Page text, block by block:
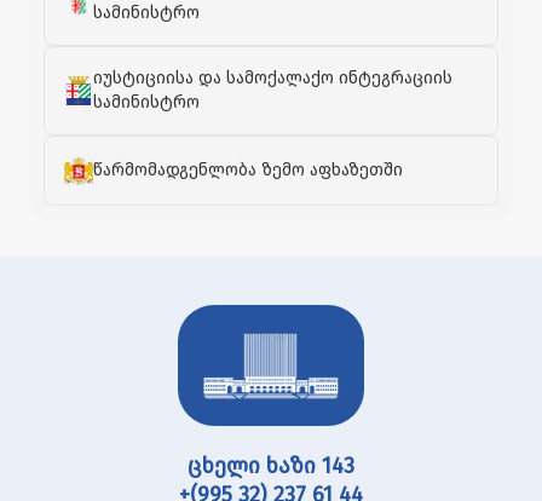
სამინისტრო
იუსტიციისა და სამოქალაქო ინტეგრაციის
სამინისტრო
წარმომადგენლობა ზემო აფხაზეთში
ცხელი ხაზი 143
+(995 32) 237 61 44